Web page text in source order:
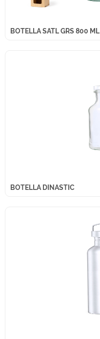
BOTELLA SATL GRS 800 ML
BOTELLA DINASTIC